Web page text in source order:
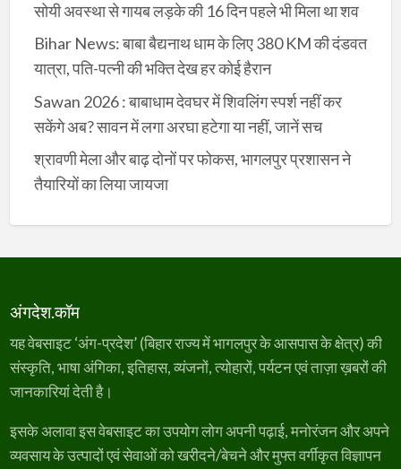
सोयी अवस्था से गायब लड़के की 16 दिन पहले भी मिला था शव
Bihar News: बाबा बैद्यनाथ धाम के लिए 380 KM की दंडवत
यात्रा, पति-पत्नी की भक्ति देख हर कोई हैरान
Sawan 2026 : बाबाधाम देवघर में शिवलिंग स्पर्श नहीं कर
सकेंगे अब? सावन में लगा अरघा हटेगा या नहीं, जानें सच
श्रावणी मेला और बाढ़ दोनों पर फोकस, भागलपुर प्रशासन ने
तैयारियों का लिया जायजा
अंगदेश.कॉम
यह वेबसाइट ‘अंग-प्रदेश’ (बिहार राज्य में भागलपुर के आसपास के क्षेत्र) की
संस्कृति, भाषा अंगिका, इतिहास, व्यंजनों, त्योहारों, पर्यटन एवं ताज़ा ख़बरों की
जानकारियां देती है।
इसके अलावा इस वेबसाइट का उपयोग लोग अपनी पढ़ाई, मनोरंजन और अपने
व्यवसाय के उत्पादों एवं सेवाओं को खरीदने/बेचने और मुफ्त वर्गीकृत विज्ञापन